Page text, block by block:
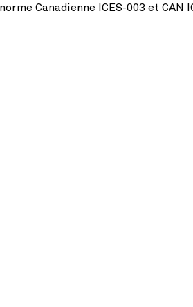
Canadienne ICES-003 et CAN